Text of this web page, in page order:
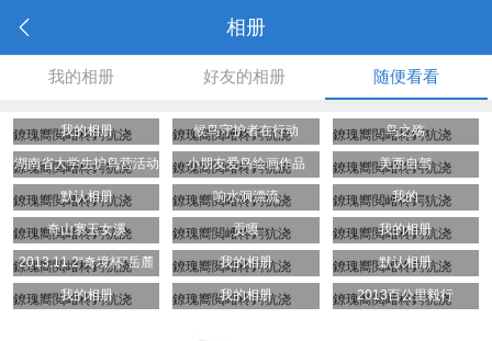
相册
我的相册 好友的相册 随便看看
我的相册
鐐瑰嚮閲嶆柊鍔犺浇 候鸟守护者在行动
鐐瑰嚮閲嶆柊鍔犺浇 鸟之殇
鐐瑰嚮閲嶆柊鍔犺浇
湖南省大学生护鸟营活动
风采
鐐瑰嚮閲嶆柊鍔犺浇 小朋友爱鸟绘画作品
鐐瑰嚮閲嶆柊鍔犺浇 美西自驾
鐐瑰嚮閲嶆柊鍔犺浇
默认相册
鐐瑰嚮閲嶆柊鍔犺浇 响水洞漂流
鐐瑰嚮閲嶆柊鍔犺浇 我的
鐐瑰嚮閲嶆柊鍔犺浇
奇山寨玉女溪
鐐瑰嚮閲嶆柊鍔犺浇 贡嘎
鐐瑰嚮閲嶆柊鍔犺浇 我的相册
鐐瑰嚮閲嶆柊鍔犺浇
2013.11.2“奇境杯”岳麓
山二坡下山赛
鐐瑰嚮閲嶆柊鍔犺浇 我的相册
鐐瑰嚮閲嶆柊鍔犺浇 默认相册
鐐瑰嚮閲嶆柊鍔犺浇
我的相册
鐐瑰嚮閲嶆柊鍔犺浇 我的相册
鐐瑰嚮閲嶆柊鍔犺浇 2013百公里毅行
鐐瑰嚮閲嶆柊鍔犺浇